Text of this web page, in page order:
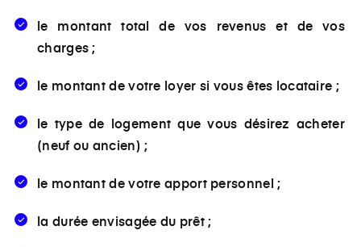
le montant total de vos revenus et de vos
charges ;
le montant de votre loyer si vous êtes locataire ;
le type de logement que vous désirez acheter
(neuf ou ancien) ;
le montant de votre apport personnel ;
la durée envisagée du prêt ;